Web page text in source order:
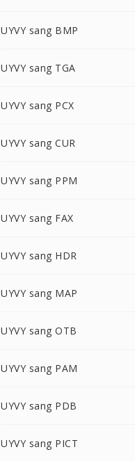
UYVY sang BMP
UYVY sang TGA
UYVY sang PCX
UYVY sang CUR
UYVY sang PPM
UYVY sang FAX
UYVY sang HDR
UYVY sang MAP
UYVY sang OTB
UYVY sang PAM
UYVY sang PDB
UYVY sang PICT